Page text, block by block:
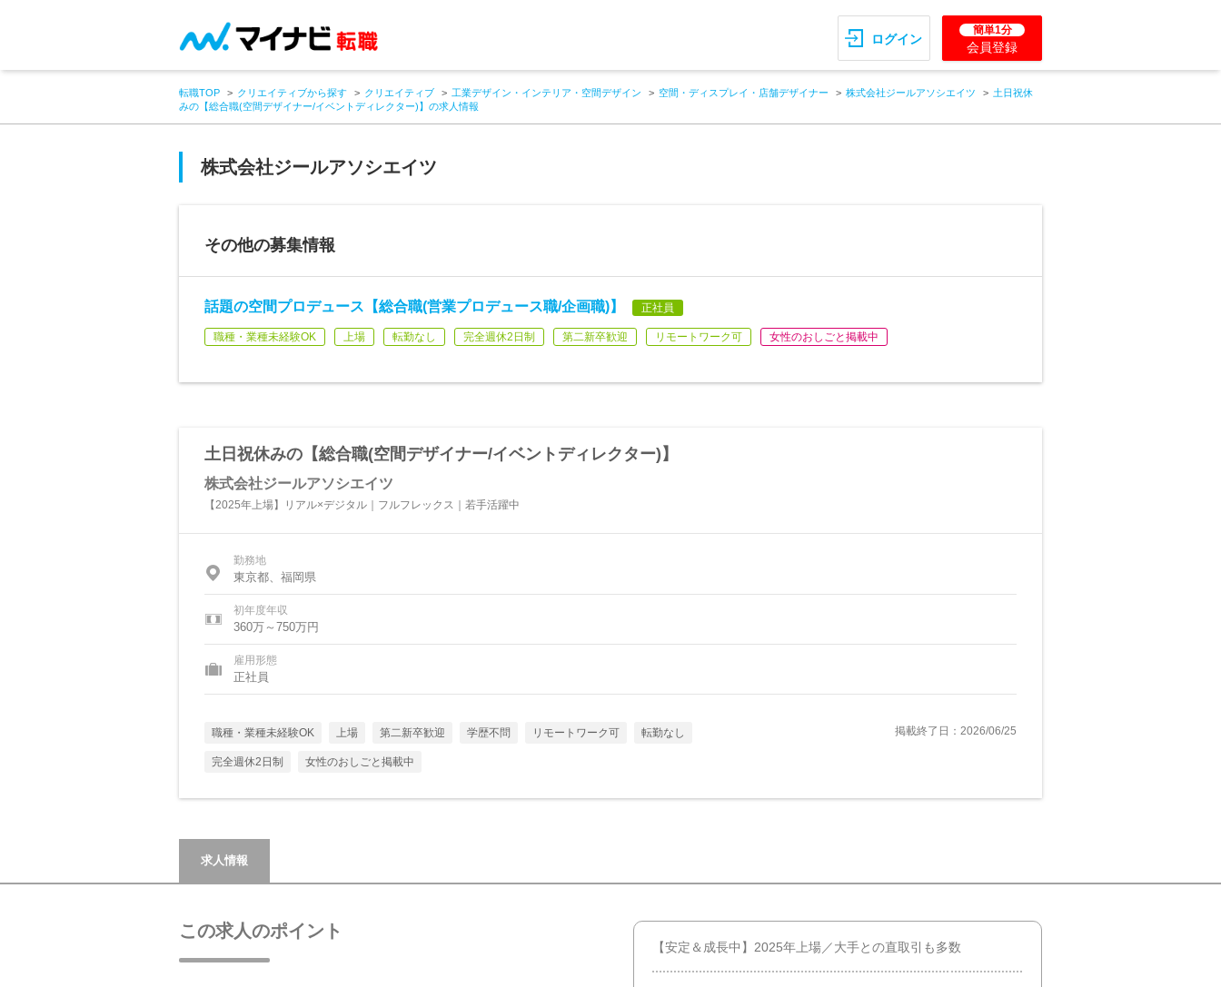
ログイン
簡単1分
会員登録
転職TOP クリエイティブから探す クリエイティブ 工業デザイン・インテリア・空間デザイン 空間・ディスプレイ・店舗デザイナー 株式会社ジールアソシエイツ
土日祝休
みの【総合職(空間デザイナー/イベントディレクター)】の求人情報
株式会社ジールアソシエイツ
その他の募集情報
話題の空間プロデュース【総合職(営業プロデュース職/企画職)】 正社員
職種・業種未経験OK 上場 転勤なし 完全週休2日制 第二新卒歓迎 リモートワーク可 女性のおしごと掲載中
土日祝休みの【総合職(空間デザイナー/イベントディレクター)】
株式会社ジールアソシエイツ
【2025年上場】リアル×デジタル｜フルフレックス｜若手活躍中
勤務地
東京都、福岡県
初年度年収
360万～750万円
雇用形態
正社員
職種・業種未経験OK 上場 第二新卒歓迎 学歴不問 リモートワーク可 転勤なし
完全週休2日制 女性のおしごと掲載中
掲載終了日：2026/06/25
求人情報
この求人のポイント
【安定＆成長中】2025年上場／大手との直取引も多数